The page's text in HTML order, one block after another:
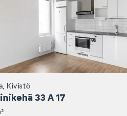
Kivistö
33 A 17